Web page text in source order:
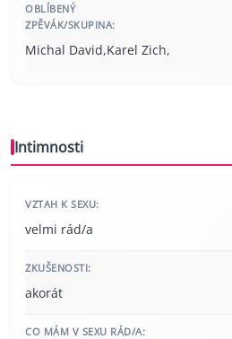
OBLÍBENÝ
ZPĚVÁK/SKUPINA:
Michal David,Karel Zich,
Intimnosti
VZTAH K SEXU:
velmi rád/a
ZKUŠENOSTI:
akorát
CO MÁM V SEXU RÁD/A: